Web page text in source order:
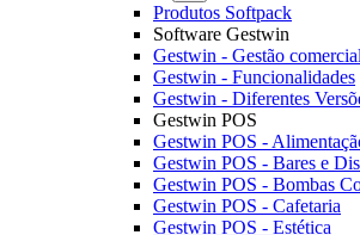
Produtos Softpack
Software Gestwin
Gestwin - Gestão comercial
Gestwin - Funcionalidades
Gestwin - Diferentes
Gestwin POS
Gestwin POS -
Gestwin POS - Bares e
Gestwin POS - Bombas
Gestwin POS - Cafetaria
Gestwin POS - Estética